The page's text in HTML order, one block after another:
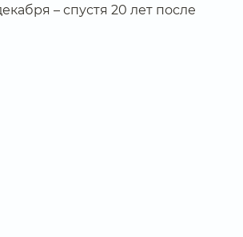
– спустя 20 лет после